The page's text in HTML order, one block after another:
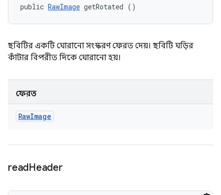
public RawImage getRotated ()
ছবিটির একটি ঘোরানো সংস্করণ ফেরত দেয়। ছবিটি ঘড়ির
কাঁটার বিপরীত দিকে ঘোরানো হয়।
ফেরত
RawImage
readHeader